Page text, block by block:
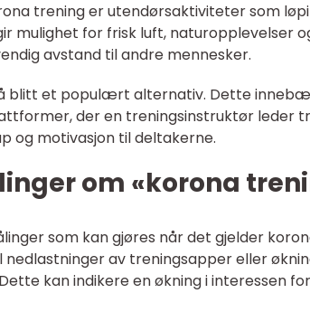
trening er utendørsaktiviteter som
mulighet for frisk luft, naturopplevelser
avstand til andre mennesker.
blitt et populært alternativ. Dette
der en treningsinstruktør leder
og motivasjon til deltakerne.
om «korona
som kan gjøres når det gjelder
av treningsapper eller
kan indikere en økning i interessen